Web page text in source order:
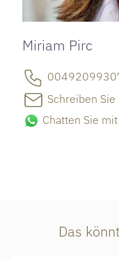
Miriam Pirc
Schreiben
Chatten Sie
Das